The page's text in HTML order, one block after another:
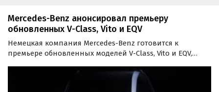
Mercedes-Benz анонсировал премьеру
обновленных V-Class, Vito и EQV
Немецкая компания Mercedes-Benz готовится к
премьере обновленных моделей V-Class, Vito и EQV,
Автопроизводитель опубликовал первый тизер, чтобы
подогреть интерес к выходу новых автомобилей.